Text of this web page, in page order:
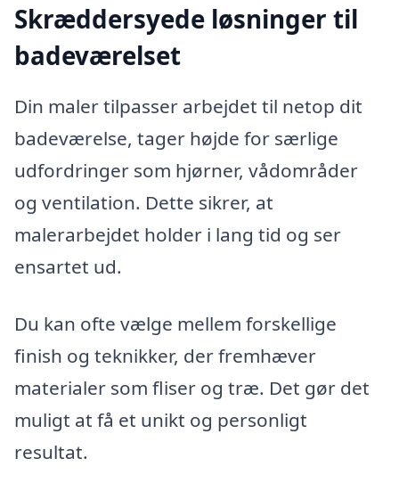
Skræddersyede løsninger til
badeværelset
Din maler tilpasser arbejdet til netop dit
badeværelse, tager højde for særlige
udfordringer som hjørner, vådområder
og ventilation. Dette sikrer, at
malerarbejdet holder i lang tid og ser
ensartet ud.
Du kan ofte vælge mellem forskellige
finish og teknikker, der fremhæver
materialer som fliser og træ. Det gør det
muligt at få et unikt og personligt
resultat.